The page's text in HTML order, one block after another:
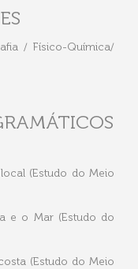
/ Físico-Química/
(Estudo do Meio
e o Mar (Estudo do
(Estudo do Meio